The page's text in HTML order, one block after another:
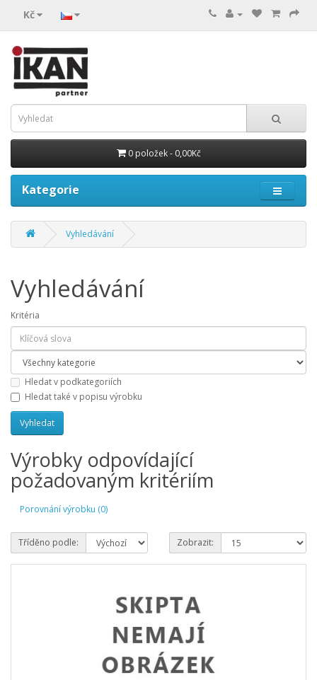
Kč
0 položek - 0,00Kč
Kategorie
Vyhledávání
Vyhledávání
Kritéria
Hledat v podkategoriích
Hledat také v popisu výrobku
Výrobky odpovídající
požadovaným kritériím
Porovnání výrobku (0)
Tříděno podle: Zobrazit: